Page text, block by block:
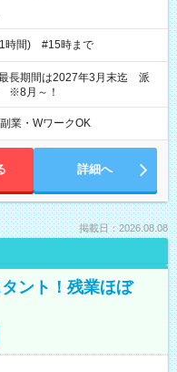
時間) #15時まで
長期間は2027年3月末迄 派
※8月～！
副業・WワークOK
詳細へ
掲載日：2026.08.08
ント！残業ほぼ